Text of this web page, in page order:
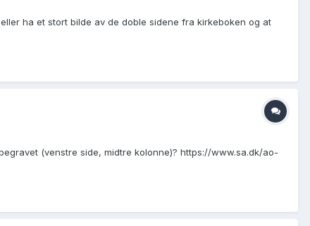
ha et stort bilde av de doble sidene fra kirkeboken og at
(venstre side, midtre kolonne)? https://www.sa.dk/ao-